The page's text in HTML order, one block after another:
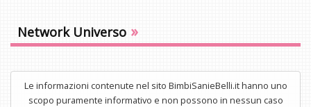
Network Universo »
Le informazioni contenute nel sito BimbiSanieBelli.it hanno uno
scopo puramente informativo e non possono in nessun caso